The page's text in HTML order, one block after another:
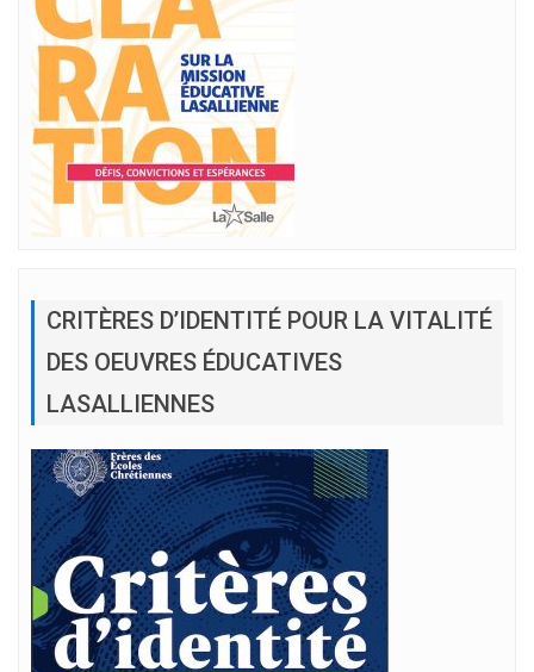
CRITÈRES D’IDENTITÉ POUR LA VITALITÉ
DES OEUVRES ÉDUCATIVES
LASALLIENNES